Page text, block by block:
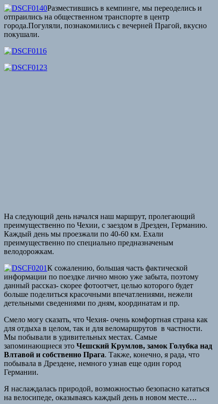
Разместившись в кемпинге, мы переоделись и
отпраились на общественном транспорте в центр
города.Погуляли, познакомились с вечерней Прагой, вкусно
покушали.
На следующий день начался наш маршрут, пролегающий
преимущественно по Чехии, с заездом в Дрезден, Германию.
Каждый день мы проезжали по 40-60 км. Ехали
преимущественно по специально предназначеным
велодорожкам.
К сожалению, большая часть фактической
информации по поездке лично мною уже забыта, поэтому
данный рассказ- скорее фотоотчет, целью которого будет
больше поделиться красочными впечатлениями, нежели
детельными сведениями по дням, координатам и пр.
Смело могу сказать, что Чехия- очень комфортная страна как
для отдыха в целом, так и для веломаршрутов в частности.
Мы побывали в удивительных местах. Самые
запоминающиеся это Чешский Крумлов, замок Голубка над
Влтавой и собственно Прага. Также, конечно, я рада, что
побывала в Дрездене, немного узнав еще один город
Германии.
Я наслаждалась природой, возможностью безопасно кататься
на велосипеде, оказываясь каждый день в новом месте….